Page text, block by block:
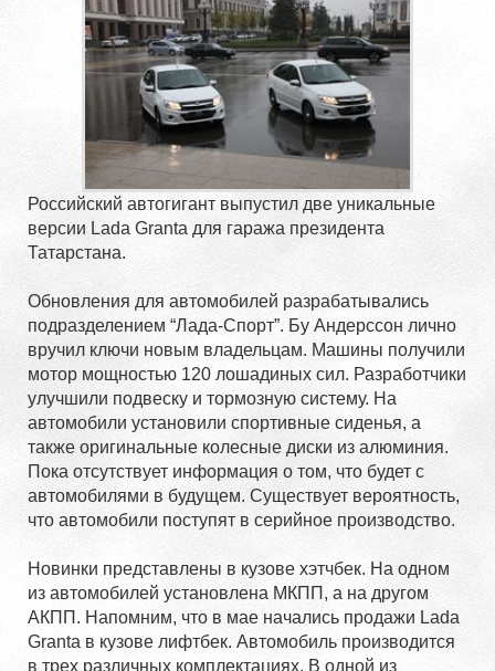
Российский автогигант выпустил две уникальные
версии Lada Granta для гаража президента
Татарстана.
Обновления для автомобилей разрабатывались
подразделением “Лада-Спорт”. Бу Андерссон лично
вручил ключи новым владельцам. Машины получили
мотор мощностью 120 лошадиных сил. Разработчики
улучшили подвеску и тормозную систему. На
автомобили установили спортивные сиденья, а
также оригинальные колесные диски из алюминия.
Пока отсутствует информация о том, что будет с
автомобилями в будущем. Существует вероятность,
что автомобили поступят в серийное производство.
Новинки представлены в кузове хэтчбек. На одном
из автомобилей установлена МКПП, а на другом
АКПП. Напомним, что в мае начались продажи Lada
Granta в кузове лифтбек. Автомобиль производится
в трех различных комплектациях. В одной из